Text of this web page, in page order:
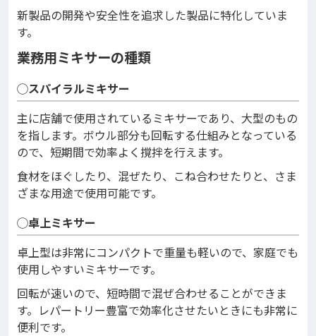
新製品の開発や安全性を追求した製品に特化していま
す。
業務用ミキサーの種類
◯スパイラルミキサー
主に店舗で使用されているミキサーであり、大型のもの
を指します。ボウル部分も回転する仕組みとなっている
ので、短期間で効率よく撹拌を行えます。
食材をほぐしたり、混ぜたり、こね合わせたりと、さま
ざまな用途で使用可能です。
◯卓上ミキサー
卓上型は非常にコンパクトで重量も軽いので、家庭でも
使用しやすいミキサーです。
回転が速いので、短時間で混ぜ合わせることができま
す。レパートリー豊富で効率化させたいときにも非常に
便利です。